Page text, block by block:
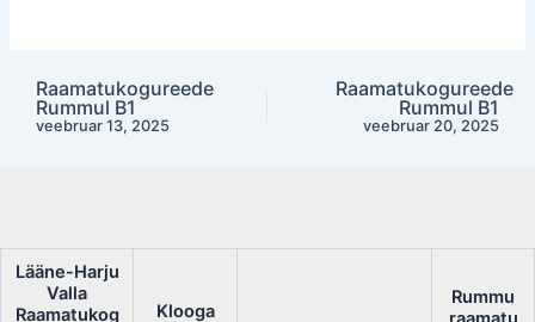
Post
navigation
Raamatukogureede
Rummul B1
veebruar 13, 2025
Raamatukogureede
Rummul B1
veebruar 20, 2025
Lääne-Harju
Valla
Raamatukog
Klooga
Rummu